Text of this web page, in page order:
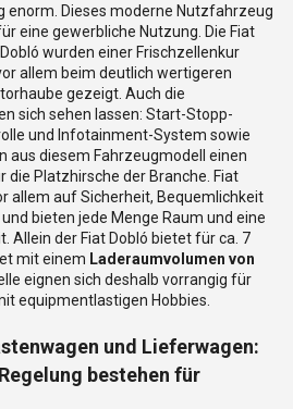
enorm. Dieses moderne Nutzfahrzeug
eine gewerbliche Nutzung. Die Fiat
wurden einer Frischzellenkur
allem beim deutlich wertigeren
gezeigt. Auch die
sich sehen lassen: Start-Stopp-
und Infotainment-System sowie
aus diesem Fahrzeugmodell einen
die Platzhirsche der Branche. Fiat
allem auf Sicherheit, Bequemlichkeit
bieten jede Menge Raum und eine
Allein der Fiat Dobló bietet für ca. 7
mit einem Laderaumvolumen von
eignen sich deshalb vorrangig für
equipmentlastigen Hobbies.
und Lieferwagen:
bestehen für